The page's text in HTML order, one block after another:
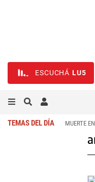
ESCUCHÁ LU5
TEMAS DEL DÍA MUERTE